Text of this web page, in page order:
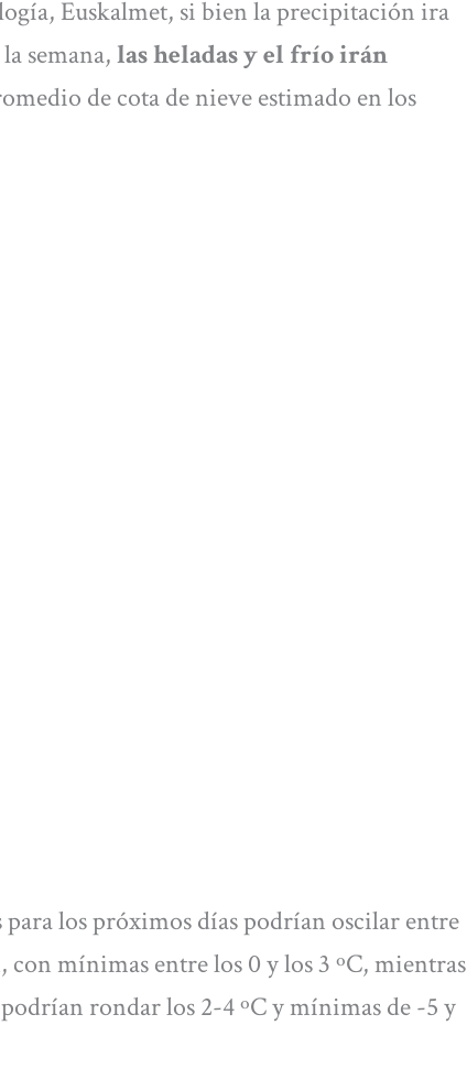
Euskalmet, si bien la precipitación ira
semana,las heladas y el frío irán
de cota de nieve estimado en los
los próximos días podrían oscilar entre
con mínimas entre los 0 y los 3 ºC, mientras
rondar los 2-4 ºC y mínimas de -5 y